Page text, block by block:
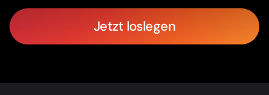
Jetzt loslegen